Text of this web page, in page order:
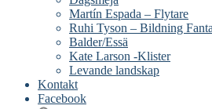
Martín Espada – Flytare
Ruhi Tyson – Bildning
Balder/Essä
Kate Larson -Klister
Levande landskap
Kontakt
Facebook